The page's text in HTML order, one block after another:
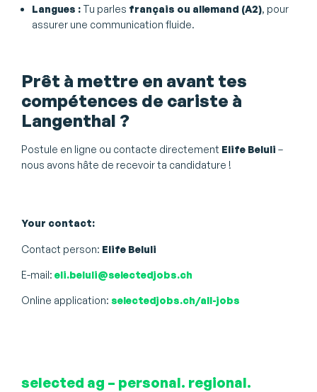
Langues : Tu parles français ou allemand (A2), pour
assurer une communication fluide.
Prêt à mettre en avant tes
compétences de cariste à
Langenthal ?
Postule en ligne ou contacte directement Elife Beluli –
nous avons hâte de recevoir ta candidature !
Your contact:
Contact person: Elife Beluli
E-mail: eli.beluli@selectedjobs.ch
Online application: selectedjobs.ch/all-jobs
selected ag – personal. regional.